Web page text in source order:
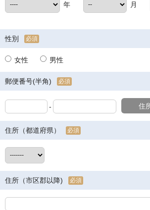
年 月
性別 必須
女性 男性
郵便番号(半角) 必須
- 住
住所（都道府県） 必須
住所（市区郡以降) 必須